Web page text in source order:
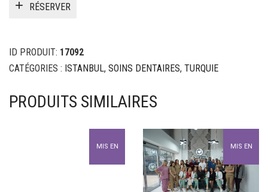
RÉSERVER
ID PRODUIT: 17092
CATÉGORIES : ISTANBUL, SOINS DENTAIRES, TURQUIE
PRODUITS SIMILAIRES
MIS EN MIS EN
AVANT